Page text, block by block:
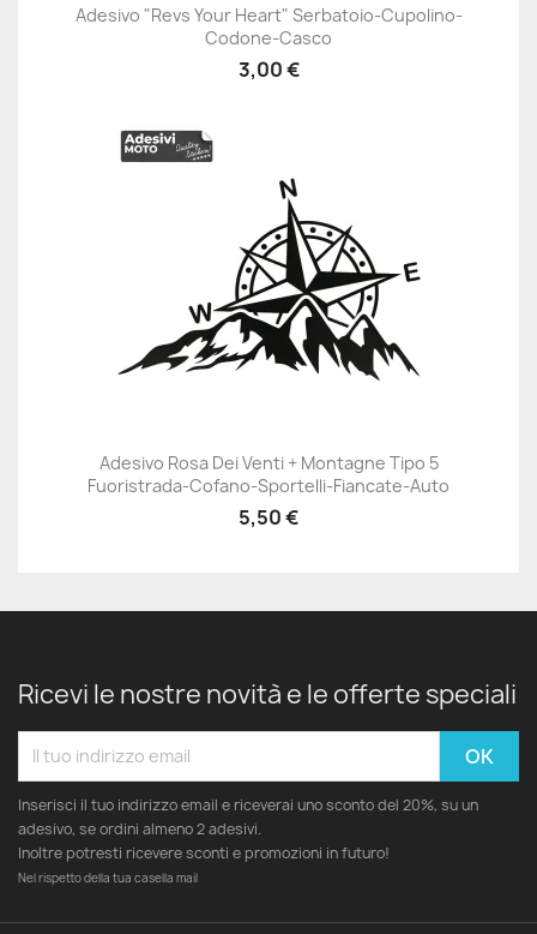
Adesivo "Revs Your Heart" Serbatoio-Cupolino-
Codone-Casco
3,00 €
Adesivo Rosa Dei Venti + Montagne Tipo 5
Fuoristrada-Cofano-Sportelli-Fiancate-Auto
5,50 €
Ricevi le nostre novità e le offerte speciali
Inserisci il tuo indirizzo email e riceverai uno sconto del 20%, su un
adesivo, se ordini almeno 2 adesivi.
Inoltre potresti ricevere sconti e promozioni in futuro!
Nel rispetto della tua casella mail